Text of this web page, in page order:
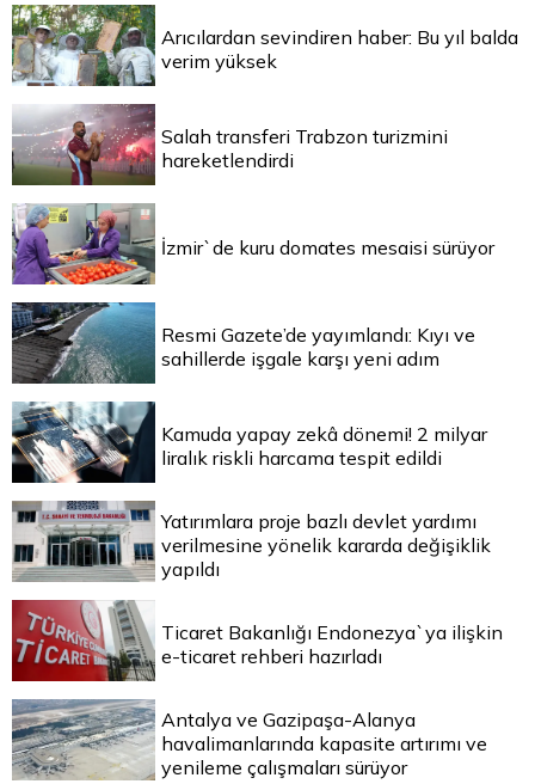
Arıcılardan sevindiren haber: Bu yıl balda
verim yüksek
Salah transferi Trabzon turizmini
hareketlendirdi
İzmir`de kuru domates mesaisi sürüyor
Resmi Gazete’de yayımlandı: Kıyı ve
sahillerde işgale karşı yeni adım
Kamuda yapay zekâ dönemi! 2 milyar
liralık riskli harcama tespit edildi
Yatırımlara proje bazlı devlet yardımı
verilmesine yönelik kararda değişiklik
yapıldı
Ticaret Bakanlığı Endonezya`ya ilişkin
e-ticaret rehberi hazırladı
Antalya ve Gazipaşa-Alanya
havalimanlarında kapasite artırımı ve
yenileme çalışmaları sürüyor